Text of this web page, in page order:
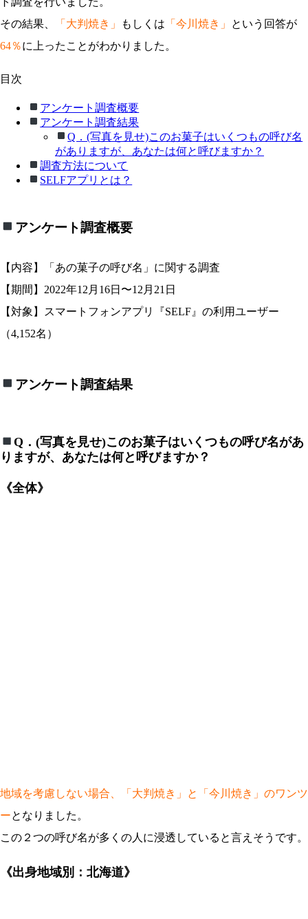
その結果、
「大判焼き」 もしくは 「今川焼き」
という回答が
64％に上ったことがわかりました。
目次
アンケート調査概要
アンケート調査結果
Q．(写真を見せ)このお菓子はいくつもの呼び名
がありますが、あなたは何と呼びますか？
調査方法について
SELFアプリとは？
アンケート調査概要
【内容】「あの菓子の呼び名」に関する調査
【期間】2022年12月16日〜12月21日
【対象】スマートフォンアプリ『SELF』の利用ユーザー
（4,152名）
アンケート調査結果
Q．(写真を見せ)このお菓子はいくつもの呼び名があ
りますが、あなたは何と呼びますか？
《全体》
地域を考慮しない場合、「大判焼き」と「今川焼き」のワンツ
ーとなりました。
この２つの呼び名が多くの人に浸透していると言えそうです。
《出身地域別：北海道》